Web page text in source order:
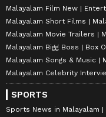
Malayalam Film New
Malayalam Short Films
Malayalam Movie Trailers
Malayalam Bigg Boss
Box
Malayalam Songs & Music
Malayalam Celebrity
SPORTS
Sports News in Malayalam